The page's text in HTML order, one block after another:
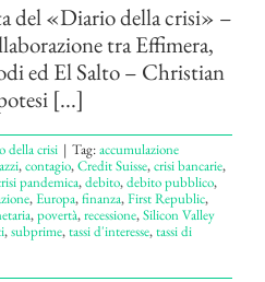
del «Diario della crisi» –
tra Effimera,
ed El Salto – Christian
[...]
della crisi | Tag:accumulazione
,contagio,Credit Suisse,crisi bancarie,
pandemica,debito,debito pubblico,
,Europa,finanza,First Republic,
,povertà,recessione,Silicon Valley
,subprime,tassi d'interesse,tassi di